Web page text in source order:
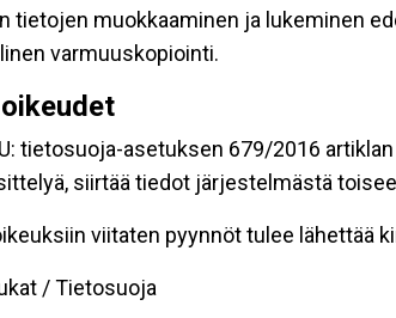
tietojen muokkaaminen ja lukeminen
varmuuskopiointi.
tietosuoja-asetuksen 679/2016
siirtää tiedot järjestelmästä
viitaten pyynnöt tulee lähettää
/ Tietosuoja